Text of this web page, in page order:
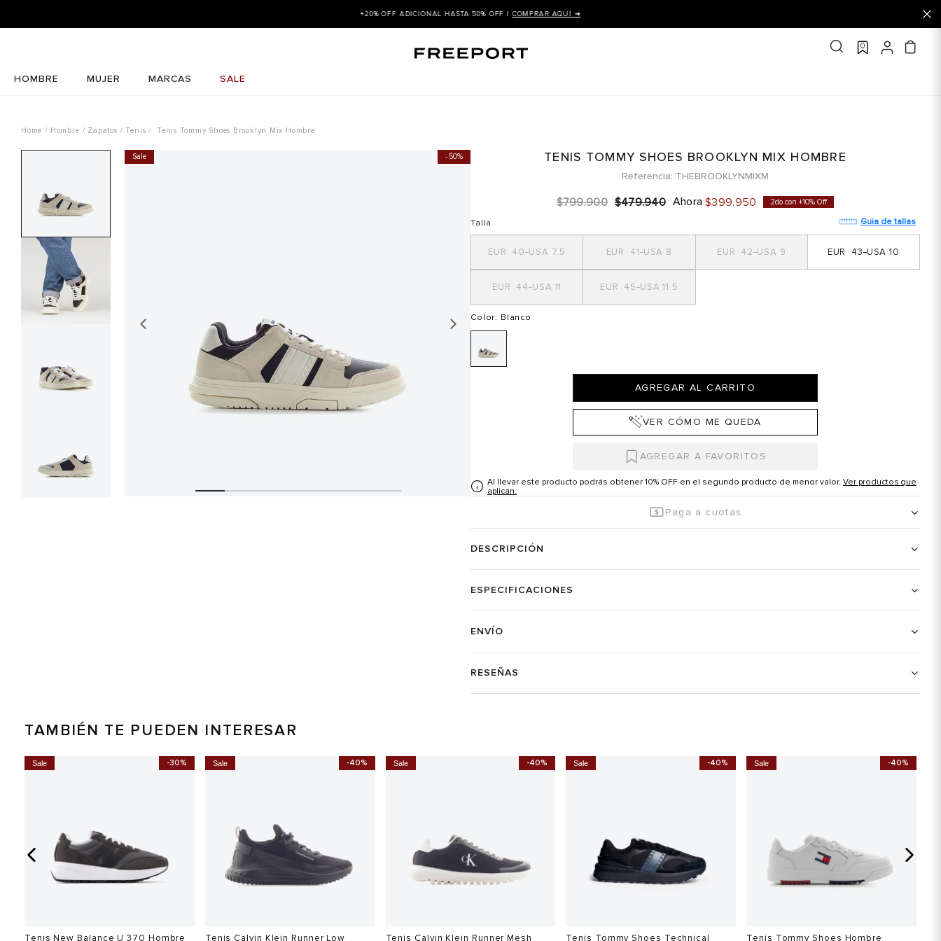
+20% OFF ADICIONAL HASTA 50% OFF |COMPRAR AQUÍ ➜
0
HOMBRE MUJER MARCAS SALE
Hombre Zapatos Tenis Tenis Tommy Shoes Brooklyn Mix Hombre
50%
Sale TENIS TOMMY SHOES BROOKLYN MIX HOMBRE
Referencia THEBROOKLYNMIXM
$799.900 $479.940 Ahora $399.950 2do con +10% Off
Talla Guia de tallas
7.5
40 8
41 9
42 10
43
11
44 11.5
45
Color: Blanco
AGREGAR AL CARRITO
VER CÓMO ME QUEDA
Al llevar este producto podrás obtener 10% OFF en el segundo producto de menor valor. Ver productos que
aplican.
Paga a cuotas
DESCRIPCIÓN
ESPECIFICACIONES
ENVÍO
RESEÑAS
TAMBIÉN TE PUEDEN INTERESAR
-30%
Sale
Tenis New Balance U 370 Hombre
-40%
Sale
Tenis Calvin Klein Runner Low
-40%
Sale
Tenis Calvin Klein Runner Mesh
-40%
Sale
Tenis Tommy Shoes Technical
-40%
Sale
Tenis Tommy Shoes Hombre